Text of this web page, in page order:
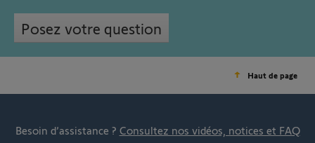
Posez votre question
Haut de page
Besoin d’assistance ? Consultez nos vidéos, notices et FAQ